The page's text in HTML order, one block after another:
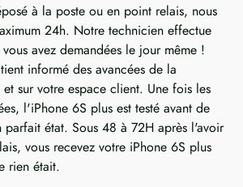
à la poste ou en point relais, nous
24h. Notre technicien effectue
avez demandées le jour même !
informé des avancées de la
sur votre espace client. Une fois les
l'iPhone 6S plus est testé avant de
parfait état. Sous 48 à 72H après l'avoir
vous recevez votre iPhone 6S plus
rien était.